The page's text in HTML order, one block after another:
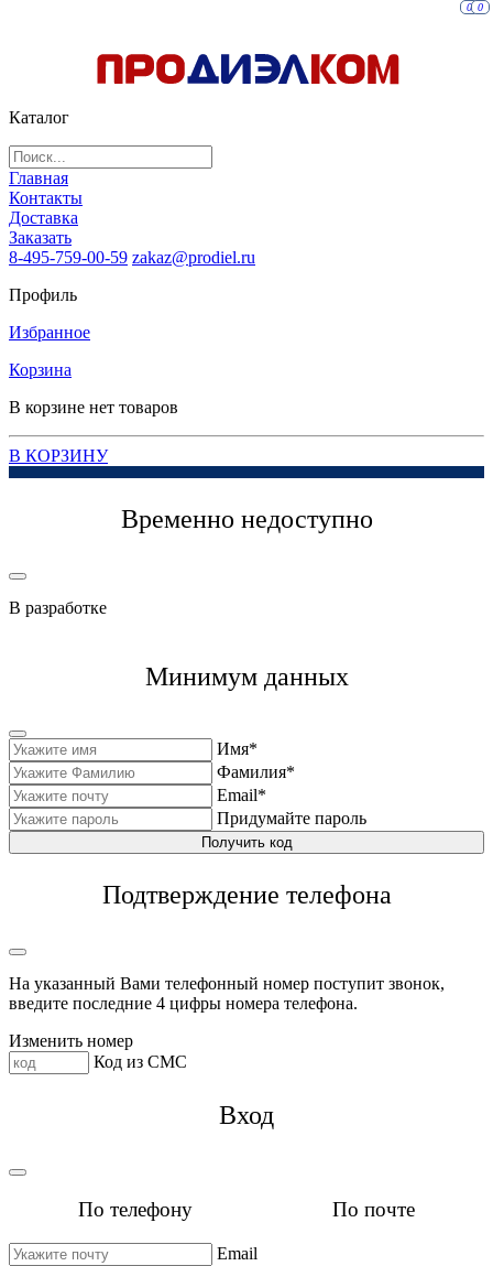
Каталог
Главная
Контакты
Доставка
Заказать
8-495-759-00-59 zakaz@prodiel.ru
Профиль
Избранное
0
Корзина
0
В корзине нет товаров
В КОРЗИНУ
Временно недоступно
В разработке
Минимум данных
Имя*
Фамилия*
Email*
Придумайте пароль
Получить код
Подтверждение телефона
На указанный Вами телефонный номер поступит звонок,
введите последние 4 цифры номера телефона.
Изменить номер
Код из СМС
Вход
По телефону По почте
Email